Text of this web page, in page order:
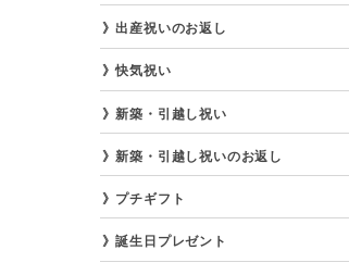
出産祝いのお返し
快気祝い
新築・引越し祝い
新築・引越し祝いのお返し
プチギフト
誕生日プレゼント